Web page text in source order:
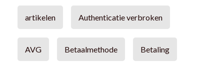
artikelen Authenticatie verbroken
AVG Betaalmethode Betaling